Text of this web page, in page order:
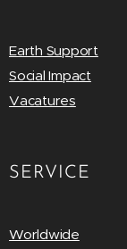
Earth Support
Social Impact
Vacatures
SERVICE
Worldwide